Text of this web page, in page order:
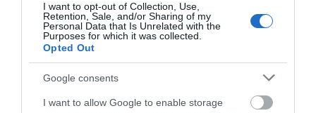
I want to opt-out of Collection, Use,
Retention, Sale, and/or Sharing of my
Personal Data that Is Unrelated with the
Purposes for which it was collected.
Opted Out
Google consents
I want to allow Google to enable storage
Προτεινόμενα άρθρα